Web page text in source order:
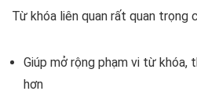
Từ khóa liên quan rất quan trọng
Giúp mở rộng phạm vi từ khóa,
hơn